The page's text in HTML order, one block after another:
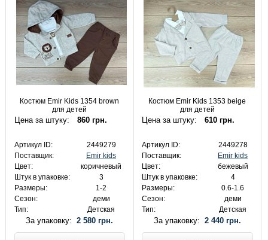
Костюм Emir Kids 1354 brown
для детей
Цена за штуку: 860 грн.
Артикул ID:
2449279
Поставщик:
Emir kids
Цвет:
коричневый
Штук в упаковке:
3
Размеры:
1-2
Сезон:
деми
Тип:
Детская
За упаковку: 2 580 грн.
Костюм Emir Kids 1353 beige
для детей
Цена за штуку: 610 грн.
Артикул ID:
2449278
Поставщик:
Emir kids
Цвет:
бежевый
Штук в упаковке:
4
Размеры:
0.6-1.6
Сезон:
деми
Тип:
Детская
За упаковку: 2 440 грн.